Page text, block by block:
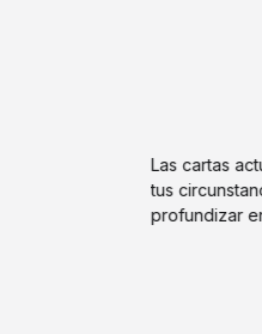
Las cartas
tus
profundizar